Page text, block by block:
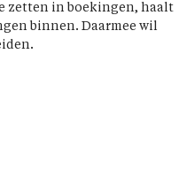
zetten in boekingen, haalt
binnen. Daarmee wil